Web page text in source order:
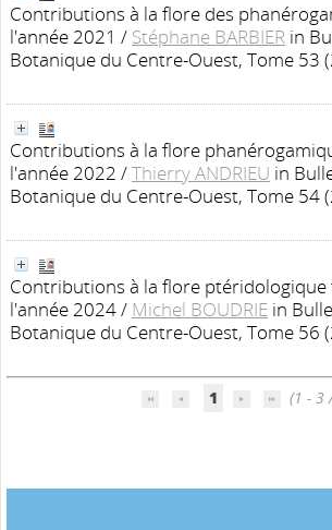
Contributions à la flore des
l'année 2021 / Stéphane BARBIER in
Botanique du Centre-Ouest, Tome 53
Contributions à la flore
l'année 2022 /Thierry ANDRIEU in
Botanique du Centre-Ouest, Tome 54
Contributions à la flore ptéridologique
l'année 2024/ Michel BOUDRIE in
Botanique du Centre-Ouest, Tome 56
1 (1 - 3